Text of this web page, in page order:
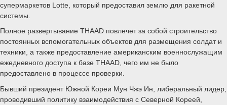
супермаркетов Lotte, который предоставил землю для ракетной
системы.
Полное развертывание THAAD повлечет за собой строительство
постоянных вспомогательных объектов для размещения солдат и
техники, а также предоставление американским военнослужащим
ежедневного доступа к базе THAAD, чего им не было
предоставлено в процессе проверки.
Бывший президент Южной Кореи Мун Чжэ Ин, либеральный лидер,
проводивший политику взаимодействия с Северной Кореей,